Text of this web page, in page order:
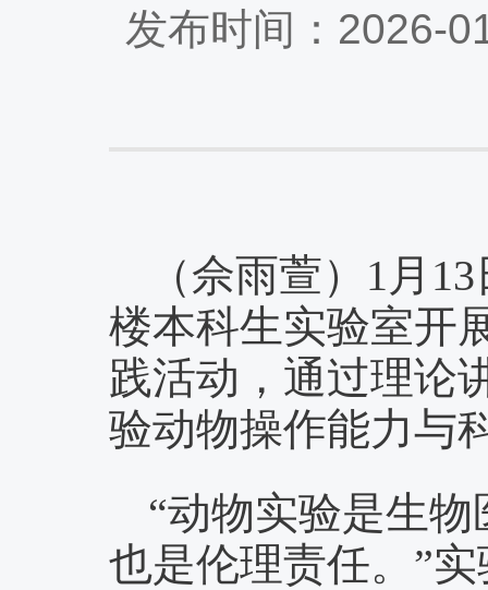
发布时间：2026-
（佘雨萱）1月
楼本科生实验室开
践活动，通过理论
验动物操作能力与
“动物实验是生
也是伦理责任。”